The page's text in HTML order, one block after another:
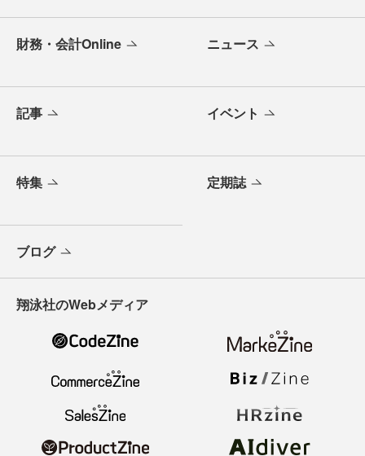
財務・会計Online ニュース
記事 イベント
特集 定期誌
ブログ
翔泳社のWebメディア